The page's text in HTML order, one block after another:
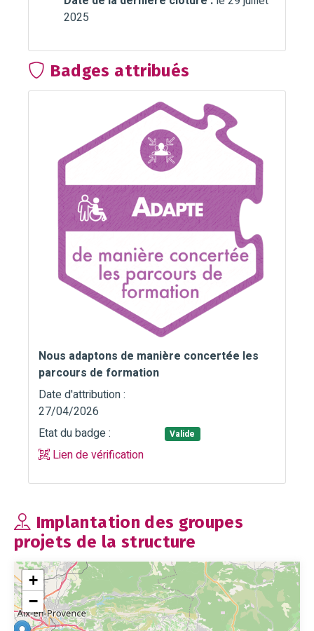
2025
Badges attribués
Nous adaptons de manière concertée les
parcours de formation
Date d'attribution :
27/04/2026
Etat du badge :
Valide
Lien de vérification
Implantation des groupes
projets de la structure
+
−